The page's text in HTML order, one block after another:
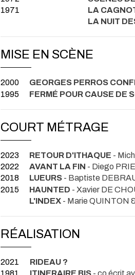
1971
LA
LA NUIT
MISE EN SCÈNE
2000
GEORGES PERROS
1995
FERMÉ POUR CAUSE DE
COURT MÉTRAGE
2023 RETOUR D'ITHAQUE -
2022
AVANT LA FIN - Diego
2018
LUEURS - Baptiste
2015
HAUNTED - Xavier DE
L'INDEX - Marie QUINTON
RÉALISATION
2021
RIDEAU ?